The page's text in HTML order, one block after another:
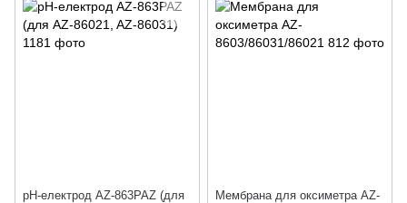
pH-електрод AZ-863PAZ (для
Мембрана для оксиметра AZ-